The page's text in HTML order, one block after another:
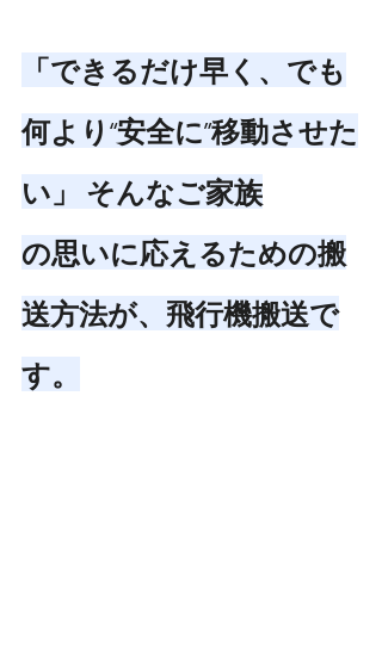
「できるだけ早く、でも
何より“安全に”移動させた
い」 そんなご家族
の思いに応えるための搬
送方法が、飛行機搬送で
す。